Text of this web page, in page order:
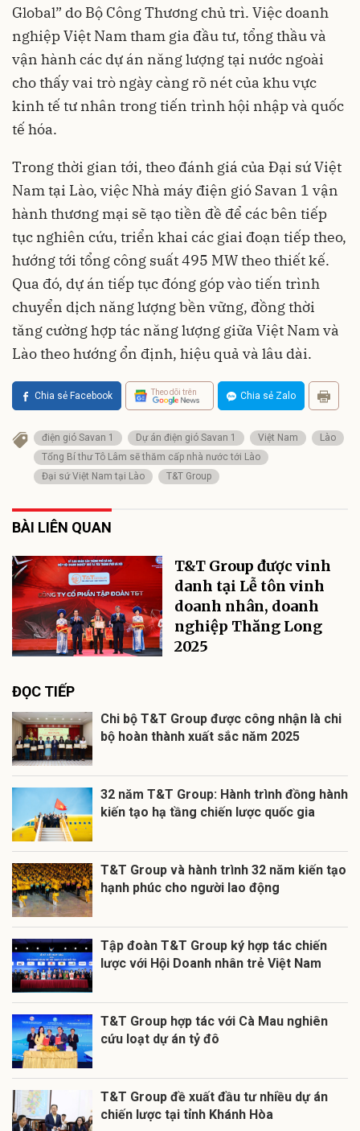
Global” do Bộ Công Thương chủ trì. Việc doanh
nghiệp Việt Nam tham gia đầu tư, tổng thầu và
vận hành các dự án năng lượng tại nước ngoài
cho thấy vai trò ngày càng rõ nét của khu vực
kinh tế tư nhân trong tiến trình hội nhập và quốc
tế hóa.
Trong thời gian tới, theo đánh giá của Đại sứ Việt
Nam tại Lào, việc Nhà máy điện gió Savan 1 vận
hành thương mại sẽ tạo tiền đề để các bên tiếp
tục nghiên cứu, triển khai các giai đoạn tiếp theo,
hướng tới tổng công suất 495 MW theo thiết kế.
Qua đó, dự án tiếp tục đóng góp vào tiến trình
chuyển dịch năng lượng bền vững, đồng thời
tăng cường hợp tác năng lượng giữa Việt Nam và
Lào theo hướng ổn định, hiệu quả và lâu dài.
Chia sẻ Facebook Theo dõi trên Chia sẻ Zalo
điện gió Savan 1 Dự án điện gió Savan 1 Việt Nam
Lào
Tổng Bí thư Tô Lâm sẽ thăm cấp nhà nước tới Lào
Đại sứ Việt Nam tại Lào
T&T Group
BÀI LIÊN QUAN
T&T Group được vinh
danh tại Lễ tôn vinh
doanh nhân, doanh
nghiệp Thăng Long
2025
ĐỌC TIẾP
Chi bộ T&T Group được công nhận là chi
bộ hoàn thành xuất sắc năm 2025
32 năm T&T Group: Hành trình đồng hành
kiến tạo hạ tầng chiến lược quốc gia
T&T Group và hành trình 32 năm kiến tạo
hạnh phúc cho người lao động
Tập đoàn T&T Group ký hợp tác chiến
lược với Hội Doanh nhân trẻ Việt Nam
T&T Group hợp tác với Cà Mau nghiên
cứu loạt dự án tỷ đô
T&T Group đề xuất đầu tư nhiều dự án
chiến lược tại tỉnh Khánh Hòa